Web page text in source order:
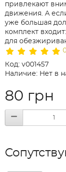
привлекают
движения. А
уже большая
комплект
для
Код: v001457
Наличие: Нет в
80 грн